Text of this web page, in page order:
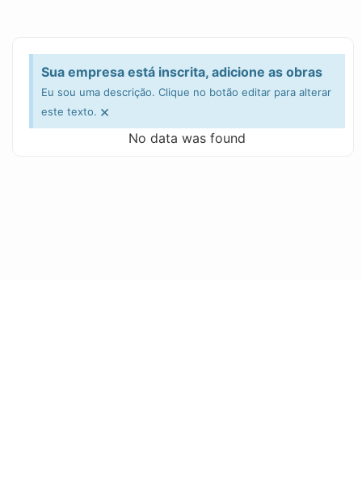
Sua empresa está inscrita, adicione as obras
Eu sou uma descrição. Clique no botão editar para alterar
este texto. ×
No data was found